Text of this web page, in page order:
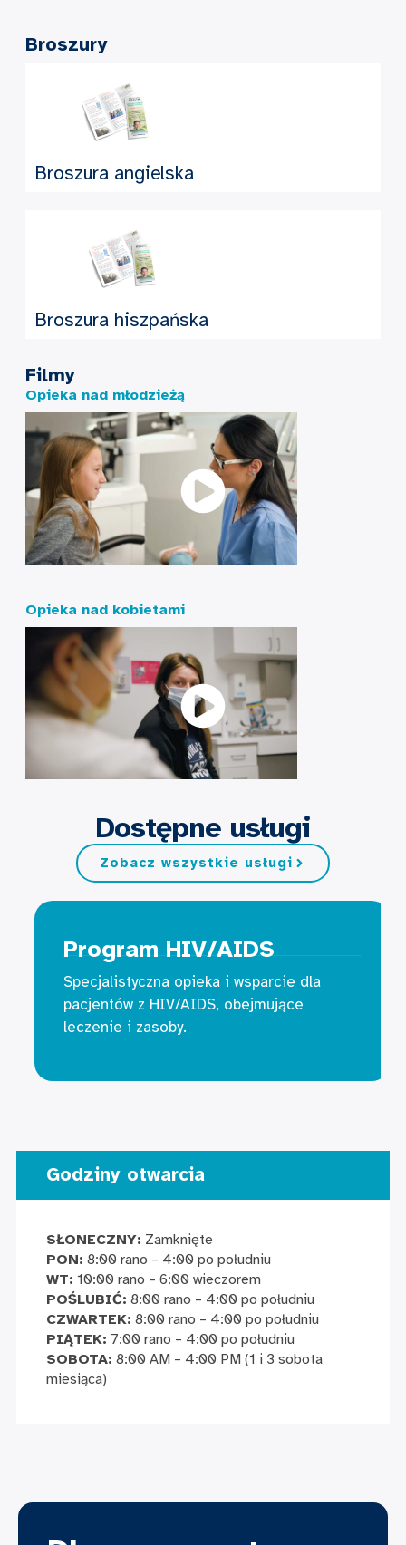
Broszury
Broszura angielska
Broszura hiszpańska
Filmy
Opieka nad młodzieżą
Opieka nad kobietami
Dostępne usługi
Zobacz wszystkie usługi
Program HIV/AIDS
Specjalistyczna opieka i wsparcie dla
pacjentów z HIV/AIDS, obejmujące
leczenie i zasoby.
Godziny otwarcia
SŁONECZNY: Zamknięte
PON: 8:00 rano – 4:00 po południu
WT: 10:00 rano – 6:00 wieczorem
POŚLUBIĆ: 8:00 rano – 4:00 po południu
CZWARTEK: 8:00 rano – 4:00 po południu
PIĄTEK: 7:00 rano – 4:00 po południu
SOBOTA: 8:00 AM – 4:00 PM (1 i 3 sobota
miesiąca)